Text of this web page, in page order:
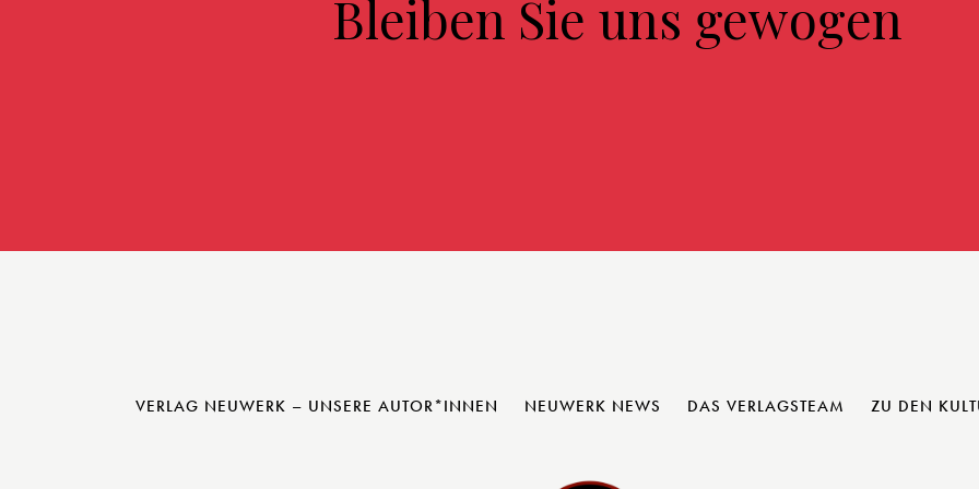
Bleiben Sie uns gewogen
VERLAG NEUWERK – UNSERE AUTOR*INNEN NEUWERK NEWS DAS VERLAGSTEAM ZU DEN